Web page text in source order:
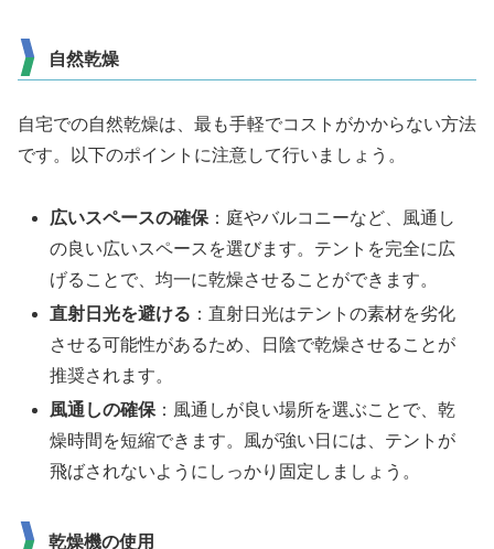
自然乾燥
自宅での自然乾燥は、最も手軽でコストがかからない方法
です。以下のポイントに注意して行いましょう。
広いスペースの確保 ：庭やバルコニーなど、風通し
の良い広いスペースを選びます。テントを完全に広
げることで、均一に乾燥させることができます。
直射日光を避ける ：直射日光はテントの素材を劣化
させる可能性があるため、日陰で乾燥させることが
推奨されます。
風通しの確保 ：風通しが良い場所を選ぶことで、乾
燥時間を短縮できます。風が強い日には、テントが
飛ばされないようにしっかり固定しましょう。
乾燥機の使用